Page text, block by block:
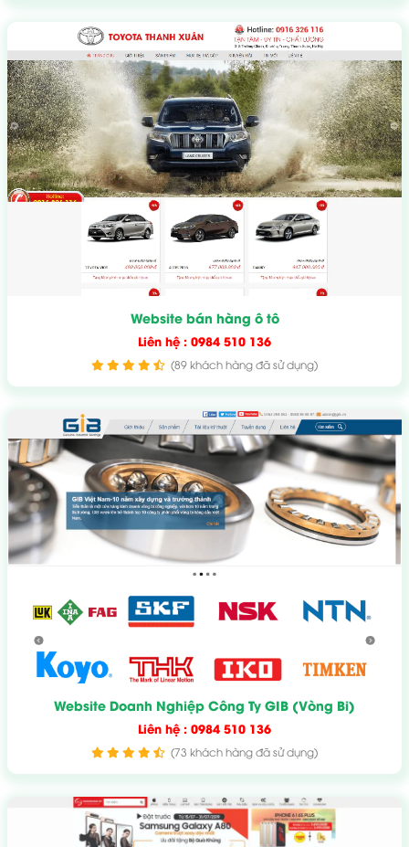
Website bán hàng ô tô
Liên hệ : 0984 510 136
(89 khách hàng đã sử dụng)
Website Doanh Nghiệp Công Ty GIB (Vòng Bi)
Liên hệ : 0984 510 136
(73 khách hàng đã sử dụng)